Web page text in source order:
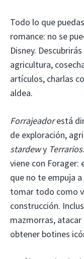
Todo lo que
romance: no se
Disney.
agricultura,
artículos, charlas
aldea.
Forrajeadorestá
de exploración,
stardewy Terrarios
viene con Forager:
que no te empuja
tomar todo como
construcción.
mazmorras,
obtener botines